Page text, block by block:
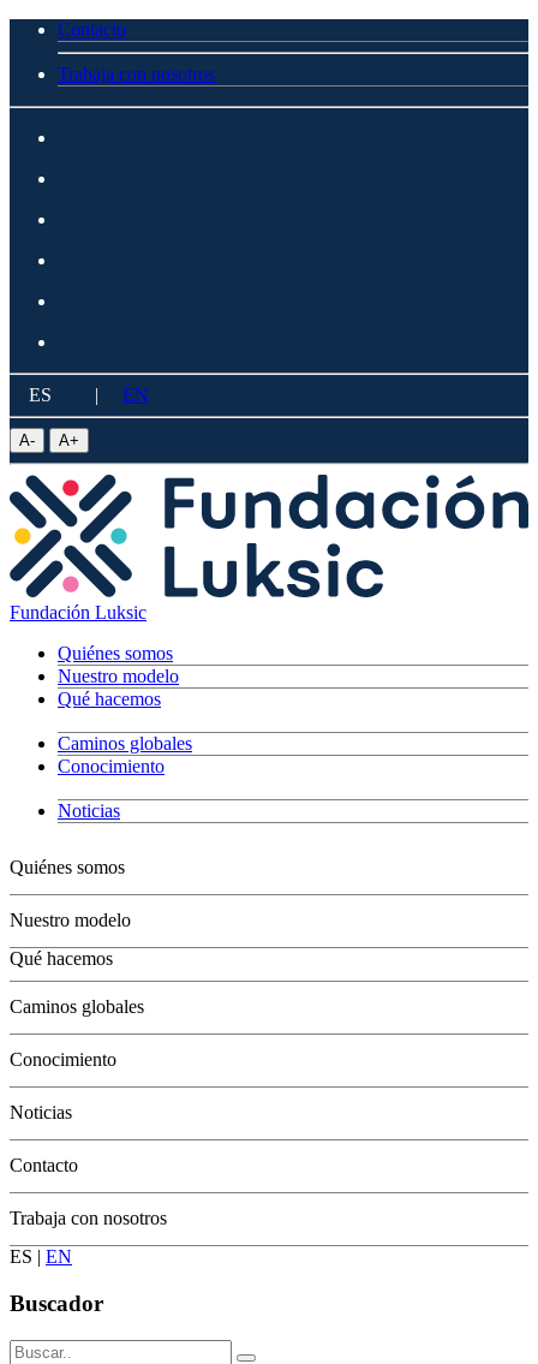
Contacto
Trabaja con nosotros
ES | EN
A- A+
Fundación Luksic
Quiénes somos
Nuestro modelo
Qué hacemos
Caminos globales
Conocimiento
Noticias
Quiénes somos
Nuestro modelo
Qué hacemos
Jóvenes
Adultos
Grandes
Conservación
Caminos globales
Conocimiento
Noticias
Contacto
Trabaja con nosotros
ES | EN
Buscador